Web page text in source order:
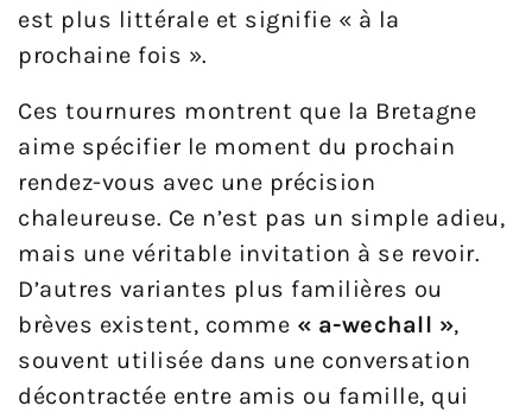
est plus littérale et signifie « à la
prochaine fois ».
Ces tournures montrent que la Bretagne
aime spécifier le moment du prochain
rendez-vous avec une précision
chaleureuse. Ce n’est pas un simple adieu,
mais une véritable invitation à se revoir.
D’autres variantes plus familières ou
brèves existent, comme « a-wechall »,
souvent utilisée dans une conversation
décontractée entre amis ou famille, qui